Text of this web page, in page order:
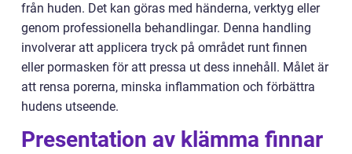
från huden. Det kan göras med händerna, verktyg eller
genom professionella behandlingar. Denna handling
involverar att applicera tryck på området runt finnen
eller pormasken för att pressa ut dess innehåll. Målet är
att rensa porerna, minska inflammation och förbättra
hudens utseende.
Presentation av klämma finnar